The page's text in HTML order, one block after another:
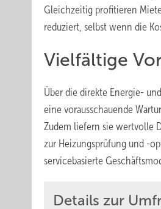
Gleichzeitig profitieren
reduziert, selbst wenn die
Vielfältige
Über die direkte Energie-
eine vorausschauende
Zudem liefern sie wertvolle
zur Heizungsprüfung und -
servicebasierte
Details zur